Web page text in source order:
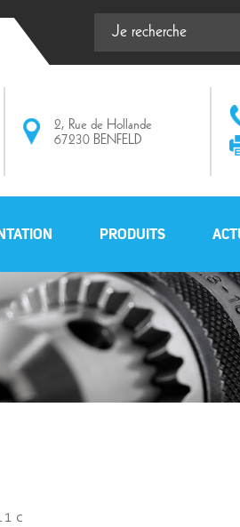
2, Rue de Hollande
67230 BENFELD
PRODUITS
c